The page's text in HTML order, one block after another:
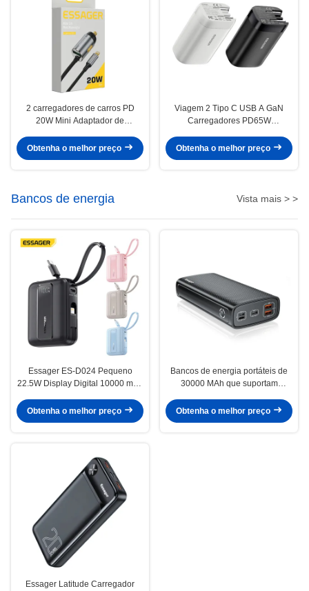
2 carregadores de carros PD
20W Mini Adaptador de
Obtenha o melhor preço
Viagem 2 Tipo C USB A GaN
Carregadores PD65W
Obtenha o melhor preço
Bancos de energia Vista mais > >
Essager ES-D024 Pequeno
22.5W Display Digital 10000 mAh
Rápido com Cabo Embutido
Obtenha o melhor preço
Bancos de energia portáteis de
30000 MAh que suportam
Input Output
Obtenha o melhor preço
Essager Latitude Carregador